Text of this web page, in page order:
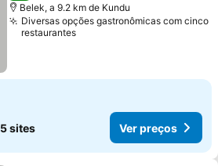
Belek, a 9.2 km de Kundu
Diversas opções gastronômicas com cinco
restaurantes
5 sites Ver preços